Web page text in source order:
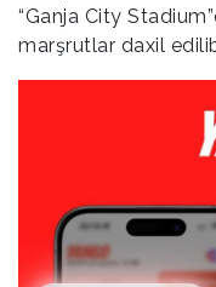
“Ganja City
marşrutlar daxil